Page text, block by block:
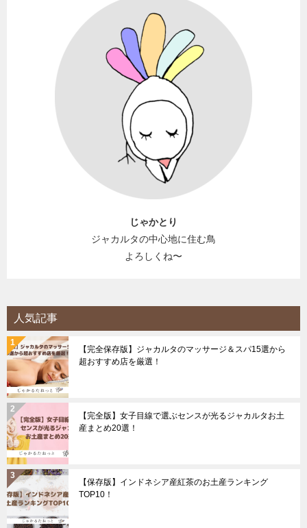
じゃかとり
ジャカルタの中心地に住む鳥
よろしくね〜
人気記事
【完全保存版】ジャカルタのマッサージ＆スパ15選から
超おすすめ店を厳選！
【完全版】女子目線で選ぶセンスが光るジャカルタお土
産まとめ20選！
【保存版】インドネシア産紅茶のお土産ランキング
TOP10！